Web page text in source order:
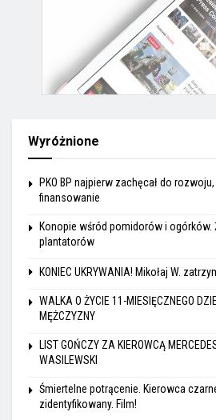
Wyróżnione
PKO BP najpierw zachęcał do
finansowanie
Konopie wśród pomidorów i ogórków.
plantatorów
KONIEC UKRYWANIA! Mikołaj W.
WALKA O ŻYCIE 11-MIESIĘCZNEGO
MĘŻCZYZNY
LIST GOŃCZY ZA KIEROWCĄ
WASILEWSKI
Śmiertelne potrącenie. Kierowca
zidentyfikowany. Film!